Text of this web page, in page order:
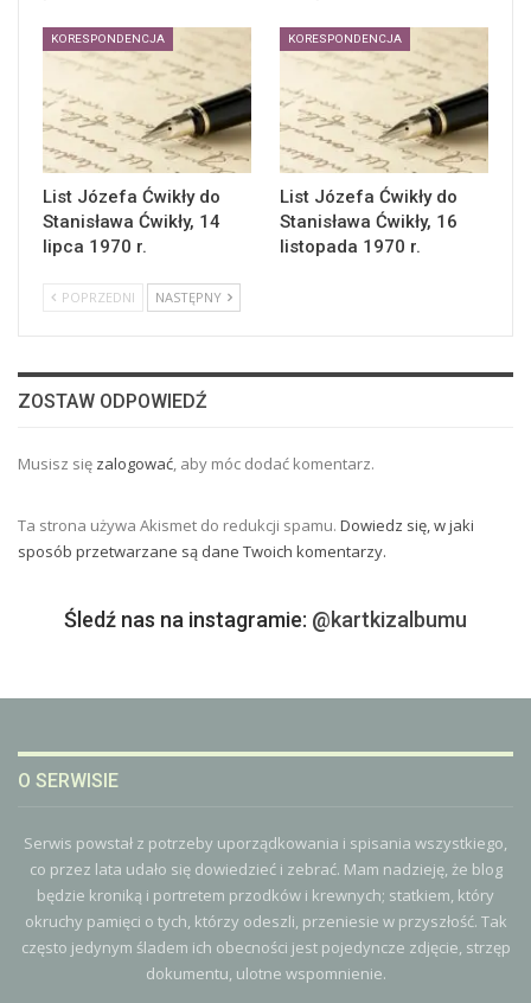
KORESPONDENCJA
List Józefa Ćwikły do
Stanisława Ćwikły, 14
lipca 1970 r.
KORESPONDENCJA
List Józefa Ćwikły do
Stanisława Ćwikły, 16
listopada 1970 r.
POPRZEDNI NASTĘPNY
ZOSTAW ODPOWIEDŹ
Musisz się zalogować, aby móc dodać komentarz.
Ta strona używa Akismet do redukcji spamu. Dowiedz się, w jaki
sposób przetwarzane są dane Twoich komentarzy.
Śledź nas na instagramie: @kartkizalbumu
O SERWISIE
Serwis powstał z potrzeby uporządkowania i spisania wszystkiego,
co przez lata udało się dowiedzieć i zebrać. Mam nadzieję, że blog
będzie kroniką i portretem przodków i krewnych; statkiem, który
okruchy pamięci o tych, którzy odeszli, przeniesie w przyszłość. Tak
często jedynym śladem ich obecności jest pojedyncze zdjęcie, strzęp
dokumentu, ulotne wspomnienie.